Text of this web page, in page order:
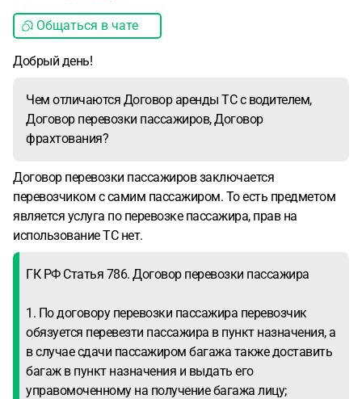
Общаться в чате
Добрый день!
Чем отличаются Договор аренды ТС с водителем,
Договор перевозки пассажиров, Договор
фрахтования?
Договор перевозки пассажиров заключается
перевозчиком с самим пассажиром. То есть предметом
является услуга по перевозке пассажира, прав на
использование ТС нет.
ГК РФ Статья 786. Договор перевозки пассажира
1. По договору перевозки пассажира перевозчик
обязуется перевезти пассажира в пункт назначения, а
в случае сдачи пассажиром багажа также доставить
багаж в пункт назначения и выдать его
управомоченному на получение багажа лицу;